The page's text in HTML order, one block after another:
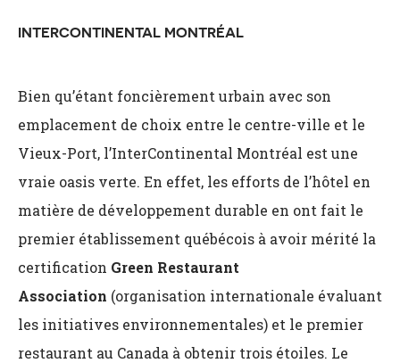
INTERCONTINENTAL MONTRÉAL
Bien qu’étant foncièrement urbain avec son
emplacement de choix entre le centre-ville et le
Vieux-Port, l’InterContinental Montréal est une
vraie oasis verte. En effet, les efforts de l’hôtel en
matière de développement durable en ont fait le
premier établissement québécois à avoir mérité la
certification Green Restaurant
Association (organisation internationale évaluant
les initiatives environnementales) et le premier
restaurant au Canada à obtenir trois étoiles. Le